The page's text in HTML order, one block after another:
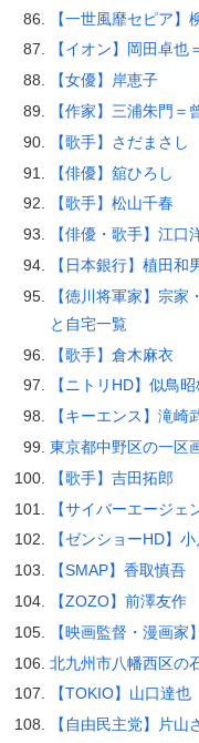
【一世風靡セピア】
【イオン】岡田卓
【女優】岸恵子
【作家】三浦朱門＝
【歌手】さだまさし
【俳優】舘ひろし
【歌手】松山千春
【俳優・歌手】江口
【日本銀行】植田和
【徳川将軍家】宗
と自宅一覧
【歌手】倉木麻衣
【ニトリHD】似鳥
【キーエンス】滝
東京都中野区の一区
【歌手】吉田拓郎
【サイバーエージェ
【ゼンショーHD】
【SMAP】香取慎吾
【ZOZO】前澤友作
【映画監督・漫画家
北九州市八幡西区の
【TOKIO】山口達也
【自由民主党】片山